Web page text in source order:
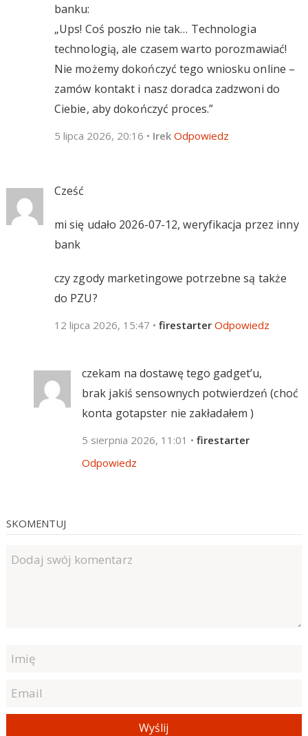
banku:
„Ups! Coś poszło nie tak… Technologia
technologią, ale czasem warto porozmawiać!
Nie możemy dokończyć tego wniosku online –
zamów kontakt i nasz doradca zadzwoni do
Ciebie, aby dokończyć proces.”
5 lipca 2026, 20:16 • Irek Odpowiedz
Cześć
mi się udało 2026-07-12, weryfikacja przez inny
bank
czy zgody marketingowe potrzebne są także
do PZU?
12 lipca 2026, 15:47 • firestarter Odpowiedz
czekam na dostawę tego gadget’u,
brak jakiś sensownych potwierdzeń (choć
konta gotapster nie zakładałem )
5 sierpnia 2026, 11:01 • firestarter
Odpowiedz
SKOMENTUJ
Wyślij